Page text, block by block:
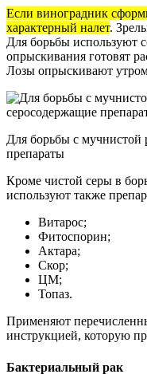
Если виноградник
характерный налет.
Для борьбы используют
опрыскивания готовят
Лозы опрыскивают
Для борьбы с мучнистой
препараты
Кроме чистой серы в
используют также
Витарос;
Фитоспорин;
Актара;
Скор;
ЦМ;
Топаз.
Применяют
инструкцией, которую
Бактериальный рак